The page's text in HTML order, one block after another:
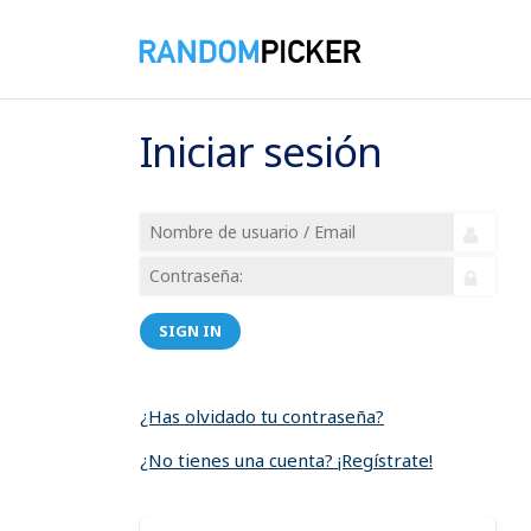
Iniciar sesión
SIGN IN
¿Has olvidado tu contraseña?
¿No tienes una cuenta? ¡Regístrate!